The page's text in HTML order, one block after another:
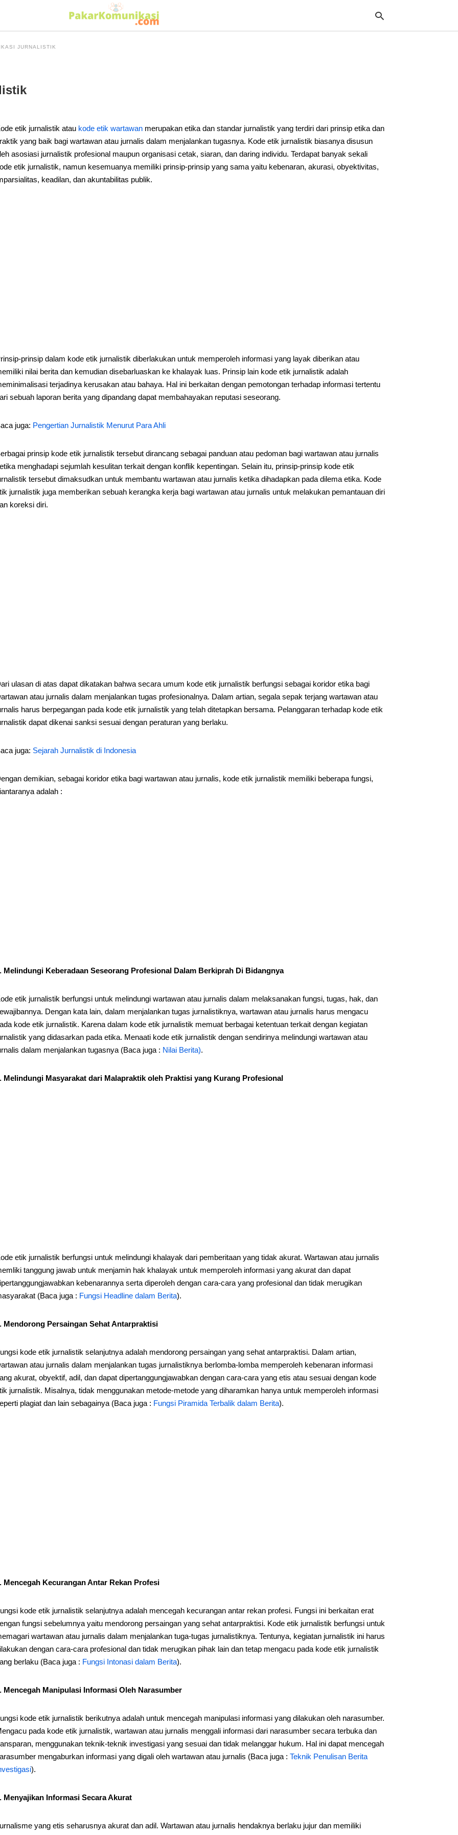
JURNALISTIK
etik jurnalistik atau kode etik wartawanmerupakan etika dan standar jurnalistik yang terdiri dari prinsip etika dan
yang baik bagi wartawan atau jurnalis dalam menjalankan tugasnya. Kode etik jurnalistik biasanya disusun
asosiasi jurnalistik profesional maupun organisasi cetak, siaran, dan daring individu. Terdapat banyak sekali
etik jurnalistik, namun kesemuanya memiliki prinsip-prinsip yang sama yaitu kebenaran, akurasi, obyektivitas,
keadilan, dan akuntabilitas publik.
prinsip dalam kode etik jurnalistik diberlakukan untuk memperoleh informasi yang layak diberikan atau
nilai berita dan kemudian disebarluaskan ke khalayak luas. Prinsip lain kode etik jurnalistik adalah
terjadinya kerusakan atau bahaya. Hal ini berkaitan dengan pemotongan terhadap informasi tertentu
sebuah laporan berita yang dipandang dapat membahayakan reputasi seseorang.
juga: Pengertian Jurnalistik Menurut Para Ahli
prinsip kode etik jurnalistik tersebut dirancang sebagai panduan atau pedoman bagi wartawan atau jurnalis
menghadapi sejumlah kesulitan terkait dengan konflik kepentingan. Selain itu, prinsip-prinsip kode etik
tersebut dimaksudkan untuk membantu wartawan atau jurnalis ketika dihadapkan pada dilema etika. Kode
jurnalistik juga memberikan sebuah kerangka kerja bagi wartawan atau jurnalis untuk melakukan pemantauan diri
koreksi diri.
ulasan di atas dapat dikatakan bahwa secara umum kode etik jurnalistik berfungsi sebagai koridor etika bagi
atau jurnalis dalam menjalankan tugas profesionalnya. Dalam artian, segala sepak terjang wartawan atau
harus berpegangan pada kode etik jurnalistik yang telah ditetapkan bersama. Pelanggaran terhadap kode etik
dapat dikenai sanksi sesuai dengan peraturan yang berlaku.
juga: Sejarah Jurnalistik di Indonesia
demikian, sebagai koridor etika bagi wartawan atau jurnalis, kode etik jurnalistik memiliki beberapa fungsi,
adalah :
Melindungi Keberadaan Seseorang Profesional Dalam Berkiprah Di Bidangnya
etik jurnalistik berfungsi untuk melindungi wartawan atau jurnalis dalam melaksanakan fungsi, tugas, hak, dan
Dengan kata lain, dalam menjalankan tugas jurnalistiknya, wartawan atau jurnalis harus mengacu
kode etik jurnalistik. Karena dalam kode etik jurnalistik memuat berbagai ketentuan terkait dengan kegiatan
yang didasarkan pada etika. Menaati kode etik jurnalistik dengan sendirinya melindungi wartawan atau
dalam menjalankan tugasnya (Baca juga : Nilai Berita).
Melindungi Masyarakat dari Malapraktik oleh Praktisi yang Kurang Profesional
etik jurnalistik berfungsi untuk melindungi khalayak dari pemberitaan yang tidak akurat. Wartawan atau jurnalis
tanggung jawab untuk menjamin hak khalayak untuk memperoleh informasi yang akurat dan dapat
kebenarannya serta diperoleh dengan cara-cara yang profesional dan tidak merugikan
(Baca juga : Fungsi Headline dalam Berita).
Mendorong Persaingan Sehat Antarpraktisi
kode etik jurnalistik selanjutnya adalah mendorong persaingan yang sehat antarpraktisi. Dalam artian,
atau jurnalis dalam menjalankan tugas jurnalistiknya berlomba-lomba memperoleh kebenaran informasi
akurat, obyektif, adil, dan dapat dipertanggungjawabkan dengan cara-cara yang etis atau sesuai dengan kode
jurnalistik. Misalnya, tidak menggunakan metode-metode yang diharamkan hanya untuk memperoleh informasi
plagiat dan lain sebagainya (Baca juga : Fungsi Piramida Terbalik dalam Berita).
Mencegah Kecurangan Antar Rekan Profesi
kode etik jurnalistik selanjutnya adalah mencegah kecurangan antar rekan profesi. Fungsi ini berkaitan erat
fungsi sebelumnya yaitu mendorong persaingan yang sehat antarpraktisi. Kode etik jurnalistik berfungsi untuk
wartawan atau jurnalis dalam menjalankan tuga-tugas jurnalistiknya. Tentunya, kegiatan jurnalistik ini harus
dengan cara-cara profesional dan tidak merugikan pihak lain dan tetap mengacu pada kode etik jurnalistik
berlaku (Baca juga : Fungsi Intonasi dalam Berita).
Mencegah Manipulasi Informasi Oleh Narasumber
kode etik jurnalistik berikutnya adalah untuk mencegah manipulasi informasi yang dilakukan oleh narasumber.
pada kode etik jurnalistik, wartawan atau jurnalis menggali informasi dari narasumber secara terbuka dan
menggunakan teknik-teknik investigasi yang sesuai dan tidak melanggar hukum. Hal ini dapat mencegah
mengaburkan informasi yang digali oleh wartawan atau jurnalis (Baca juga : Teknik Penulisan Berita
).
Menyajikan Informasi Secara Akurat
yang etis seharusnya akurat dan adil. Wartawan atau jurnalis hendaknya berlaku jujur dan memiliki